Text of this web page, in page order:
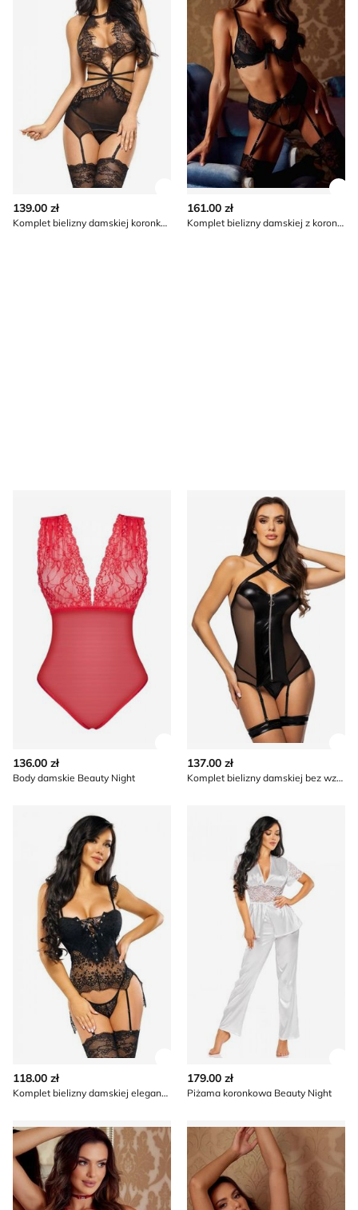
139.00 zł
Komplet bielizny damskiej koronkowy Beauty Night
161.00 zł
Komplet bielizny damskiej z koronką Beauty Night
136.00 zł
Body damskie Beauty Night
Komplet bielizny damskiej
137.00 zł
Komplet bielizny damskiej bez wzorów Beauty Night
Komplet bielizny damskiej elegancki Beauty Night
118.00 zł
Komplet bielizny damskiej elegancki Beauty Night
Piżama koronkowa Beauty
179.00 zł
Piżama koronkowa Beauty Night
Body damskie koronkowe Beauty NightKomplet bielizny damskiej